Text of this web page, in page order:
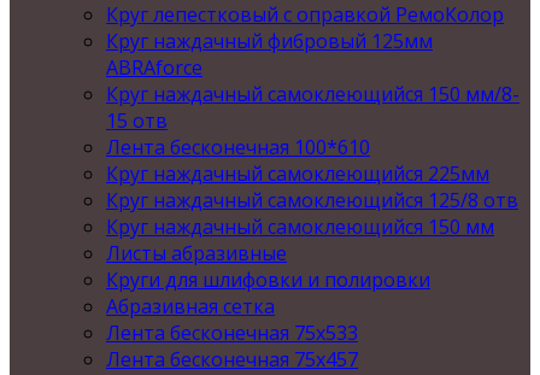
Круг лепестковый с оправкой РемоКолор
Круг наждачный фибровый 125мм
ABRAforce
Круг наждачный самоклеющийся 150 мм/8-
15 отв
Лента бесконечная 100*610
Круг наждачный самоклеющийся 225мм
Круг наждачный самоклеющийся 125/8 отв
Круг наждачный самоклеющийся 150 мм
Листы абразивные
Круги для шлифовки и полировки
Абразивная сетка
Лента бесконечная 75х533
Лента бесконечная 75х457